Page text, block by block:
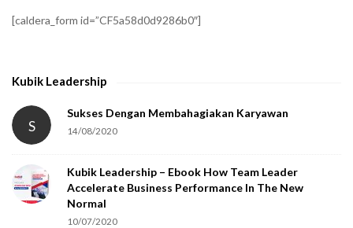
[caldera_form id=”CF5a58d0d9286b0″]
Kubik Leadership
S
Sukses Dengan Membahagiakan Karyawan
14/08/2020
Kubik Leadership – Ebook How Team Leader
Accelerate Business Performance In The New
Normal
10/07/2020